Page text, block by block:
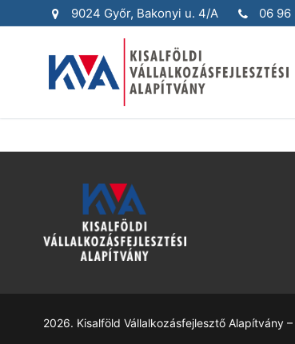
to
9024 Győr, Bakonyi u. 4/A 06 96
2026. Kisalföld Vállalkozásfejlesztő Alapítvány